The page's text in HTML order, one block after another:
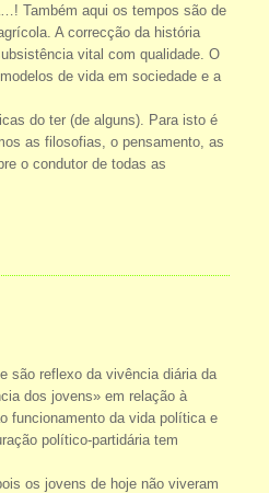
Também aqui os tempos são de
A correcção da história
vital com qualidade. O
de vida em sociedade e a
do ter (de alguns). Para isto é
as filosofias, o pensamento, as
o condutor de todas as
são reflexo da vivência diária da
dos jovens» em relação à
funcionamento da vida política e
político-partidária tem
os jovens de hoje não viveram